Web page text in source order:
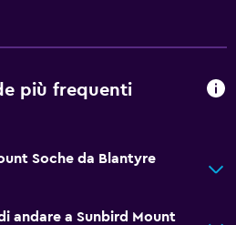
più frequenti
Soche da Blantyre
andare a Sunbird Mount